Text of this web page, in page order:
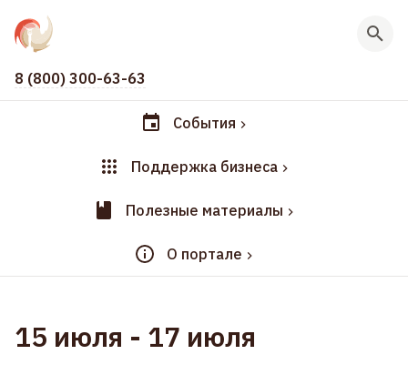
8 (800) 300-63-63
События
Поддержка бизнеса
Полезные материалы
О портале
15 июля - 17 июля